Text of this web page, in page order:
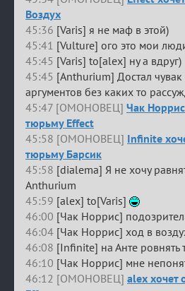
Воздух
45:36 [Varis] я не маф в этой)
45:41 [Vulture] ого это мои
45:45 [Varis] to[alex] ну а вдруг)
45:45 [Anthurium] Достал
аргументов без каких то
45:47 [ОМОНОВЕЦ] Чак
тюрьму Effect
45:58 [ОМОНОВЕЦ] Infinite
тюрьму Барсик
45:58 [dialema] Я не хочу
Anthurium
45:59 [alex] to[Varis]
46:00 [Чак Норрис]
46:04 [Чак Норрис] ход в
46:08 [Infinite] на Анте ровнять
46:10 [Чак Норрис] мне
46:12 [ОМОНОВЕЦ] alex хочет